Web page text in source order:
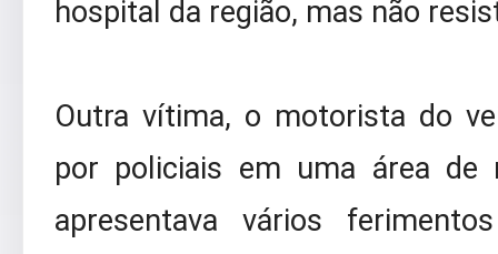
hospital da região, mas não
Outra vítima, o motorista do
por policiais em uma área de
apresentava vários